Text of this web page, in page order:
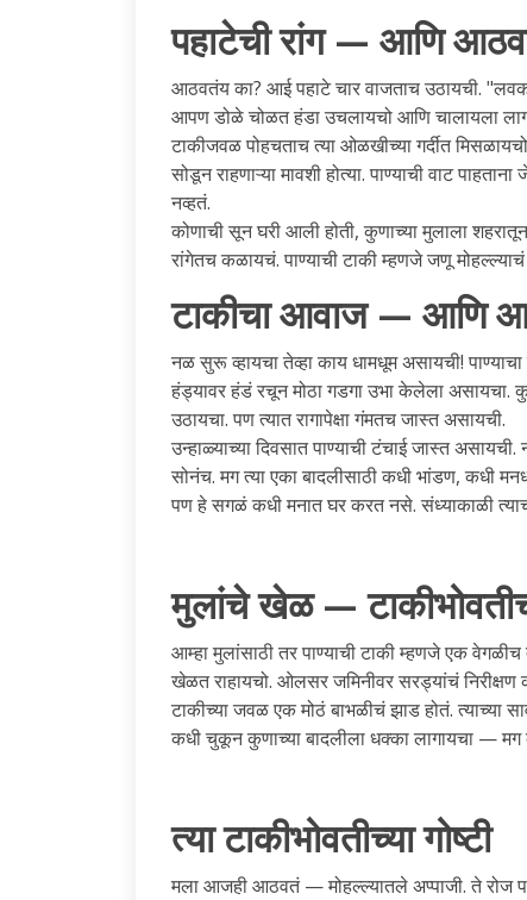
पहाटेची रांग — आणि
आठवतंय का? आई पहाटे चार वाजताच उठायची.
आपण डोळे चोळत हंडा उचलायचो आणि चालायला
टाकीजवळ पोहचताच त्या ओळखीच्या गर्दीत
सोडून राहणाऱ्या मावशी होत्या. पाण्याची वाट
नव्हतं.
कोणाची सून घरी आली होती, कुणाच्या मुलाला
रांगेतच कळायचं. पाण्याची टाकी म्हणजे जणू मोहल्ल्याचं
टाकीचा आवाज — आणि
नळ सुरू व्हायचा तेव्हा काय धामधूम असायची!
हंड्यावर हंडं रचून मोठा गडगा उभा केलेला असायचा.
उठायचा. पण त्यात रागापेक्षा गंमतच जास्त असायची.
उन्हाळ्याच्या दिवसात पाण्याची टंचाई जास्त
सोनंच. मग त्या एका बादलीसाठी कधी भांडण, कधी
पण हे सगळं कधी मनात घर करत नसे. संध्याकाळी
मुलांचे खेळ —
आम्हा मुलांसाठी तर पाण्याची टाकी म्हणजे एक
खेळत राहायचो. ओलसर जमिनीवर सरड्यांचं निरीक्षण
टाकीच्या जवळ एक मोठं बाभळीचं झाड होतं. त्याच्या
कधी चुकून कुणाच्या बादलीला धक्का लागायचा — मग
त्या टाकीभोवतीच्या गोष्टी
मला आजही आठवतं — मोहल्ल्यातले अप्पाजी. ते रोज